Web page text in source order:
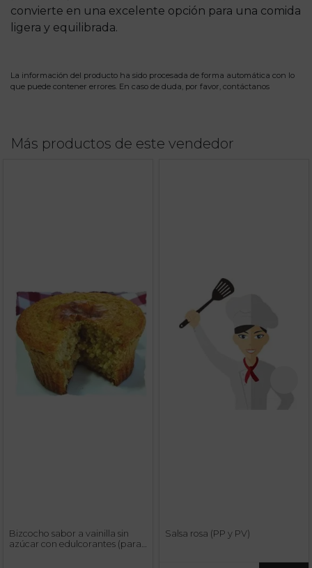
convierte en una excelente opción para una comida
ligera y equilibrada.
La información del producto ha sido procesada de forma automática con lo
que puede contener errores. En caso de duda, por favor, contáctanos
Más productos de este vendedor
Bizcocho sabor a vainilla sin
azúcar con edulcorantes (para
Salsa rosa (PP y PV)